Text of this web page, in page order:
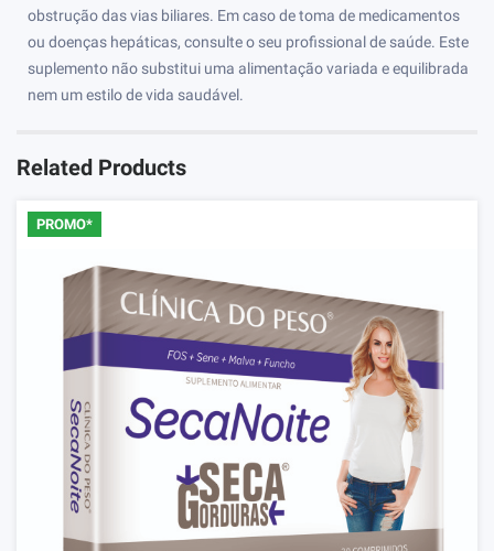
obstrução das vias biliares. Em caso de toma de medicamentos
ou doenças hepáticas, consulte o seu profissional de saúde. Este
suplemento não substitui uma alimentação variada e equilibrada
nem um estilo de vida saudável.
Related Products
PROMO*